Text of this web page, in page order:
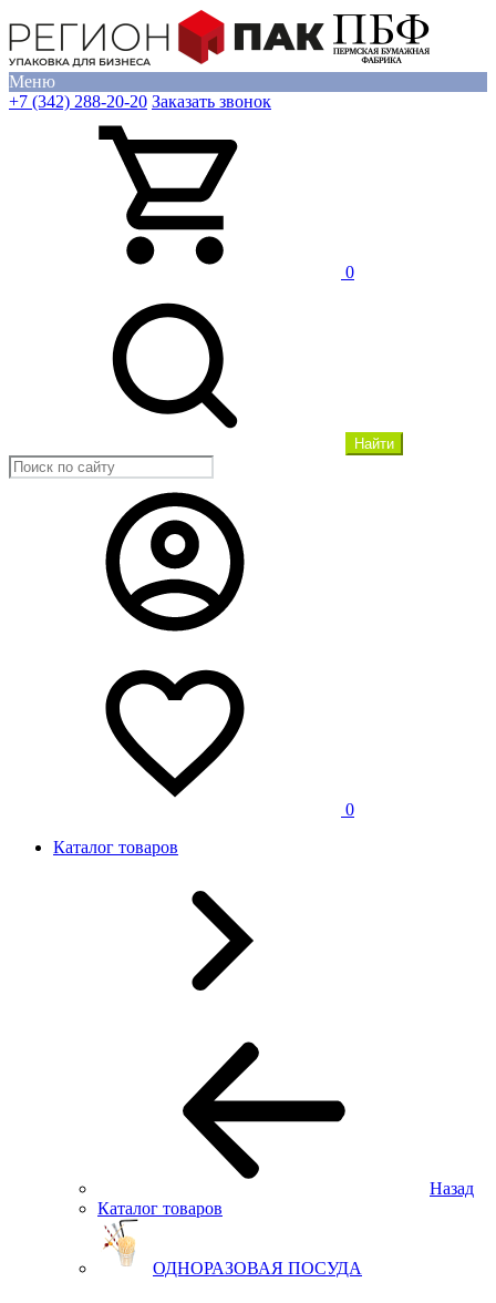
Меню
+7 (342) 288-20-20 Заказать звонок
0
Найти
0
Каталог товаров
Назад
Каталог товаров
ОДНОРАЗОВАЯ ПОСУДА